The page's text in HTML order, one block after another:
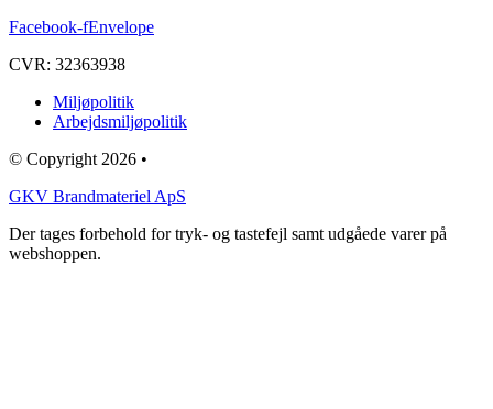
Facebook-fEnvelope
CVR: 32363938
Miljøpolitik
Arbejdsmiljøpolitik
© Copyright 2026 •
GKV Brandmateriel ApS
Der tages forbehold for tryk- og tastefejl samt udgåede varer på
webshoppen.